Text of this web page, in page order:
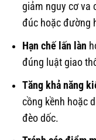
giảm nguy cơ va
đúc hoặc đường
Hạn chế lấn làn
đúng luật giao
Tăng khả năng
cồng kềnh hoặc
đèo dốc.